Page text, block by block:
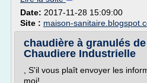
Date: 2017-11-28 15:09:00
Site : maison-
chaudière à granulés
Chaudiere Industrielle
, S'il vous plaît envoyer les
moi!